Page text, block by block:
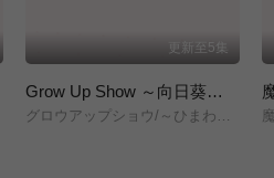
更新至5集
Grow Up Show ～向日葵马戏团～
グロウアップショウ/～ひまわりのサーカス団～/